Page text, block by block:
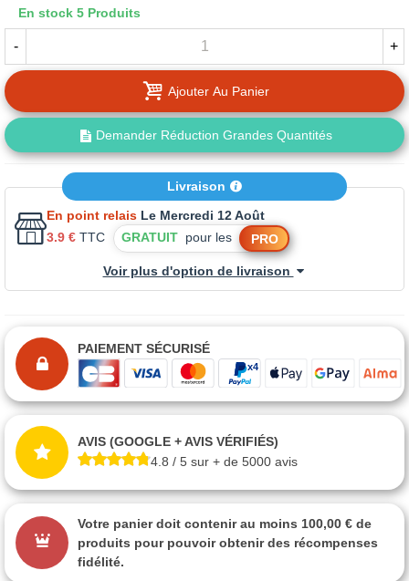
En stock 5 Produits
- +
Ajouter Au Panier
Demander Réduction Grandes Quantités
Livraison
En point relais Le Mercredi 12 Août
3.9 € TTC GRATUIT pour les PRO
Voir plus d'option de livraison
PAIEMENT SÉCURISÉ
AVIS (GOOGLE + AVIS VÉRIFIÉS)
4.8 / 5 sur + de 5000 avis
Votre panier doit contenir au moins 100,00 € de
produits pour pouvoir obtenir des récompenses
fidélité.